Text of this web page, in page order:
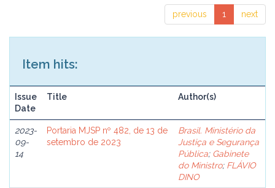
previous 1 next
Item hits:
Issue
Date
Title Author(s)
2023-
09-
14
Portaria MJSP nº 482, de 13 de
setembro de 2023
Brasil. Ministério da
Justiça e Segurança
Pública; Gabinete
do Ministro; FLÁVIO
DINO